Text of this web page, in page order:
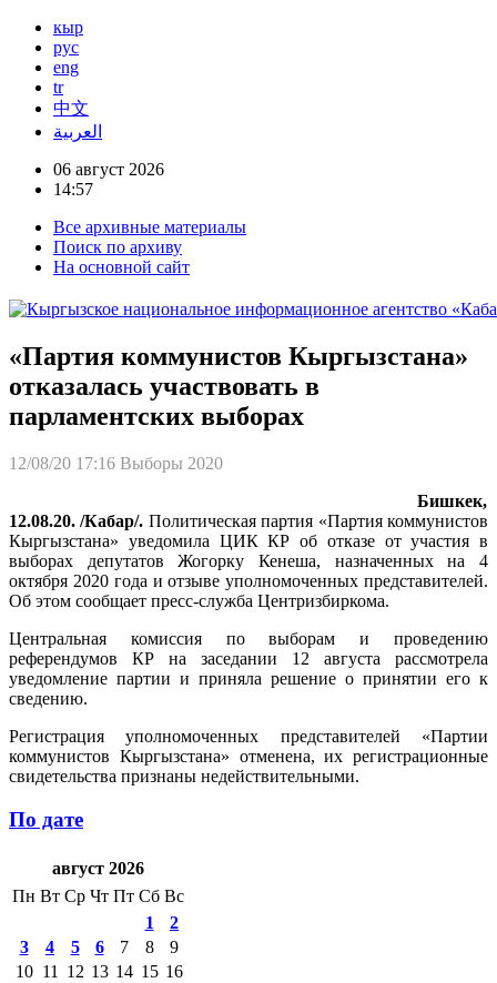
кыр
рус
eng
tr
中文
العربية
06 август 2026
14:57
Все архивные материалы
Поиск по архиву
На основной сайт
«Партия коммунистов Кыргызстана»
отказалась участвовать в
парламентских выборах
12/08/20 17:16 Выборы 2020
Бишкек,
12.08.20. /Кабар/. Политическая партия «Партия коммунистов
Кыргызстана» уведомила ЦИК КР об отказе от участия в
выборах депутатов Жогорку Кенеша, назначенных на 4
октября 2020 года и отзыве уполномоченных представителей.
Об этом сообщает пресс-служба Центризбиркома.
Центральная комиссия по выборам и проведению
референдумов КР на заседании 12 августа рассмотрела
уведомление партии и приняла решение о принятии его к
сведению.
Регистрация уполномоченных представителей «Партии
коммунистов Кыргызстана» отменена, их регистрационные
свидетельства признаны недействительными.
По дате
август 2026
Пн Вт Ср Чт Пт Сб Вс
1
2
3
4 5 6 7 8
9
10 11 12 13 14 15 16